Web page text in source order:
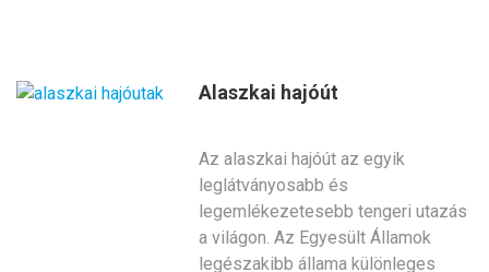
Alaszkai hajóút
Az alaszkai hajóút az egyik
leglátványosabb és
legemlékezetesebb tengeri utazás
a világon. Az Egyesült Államok
legészakibb állama különleges